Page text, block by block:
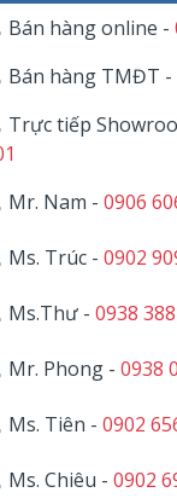
Bán hàng online -
Bán hàng TMĐT -
Trực tiếp
Mr. Nam -0906
Ms. Trúc -0902
Ms.Thư -0938
Mr. Phong -0938
Ms. Tiên -0902
Ms. Chiêu -0902